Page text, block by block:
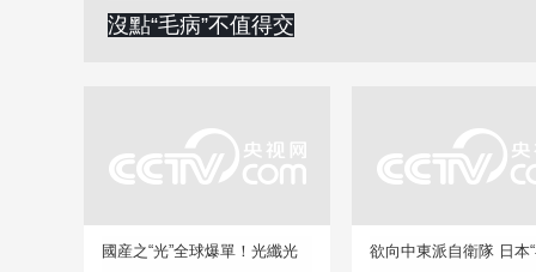
沒點“毛病”不值得交
國産之“光”全球爆單！光纖光
欲向中東派自衛隊 日本